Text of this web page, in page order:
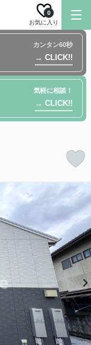
お気に入り
0
カンタン60秒
→ CLICK!!
気軽に相談！
→ CLICK!!